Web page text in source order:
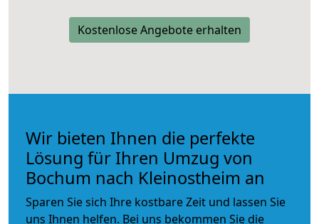
Kostenlose Angebote erhalten
Wir bieten Ihnen die perfekte
Lösung für Ihren Umzug von
Bochum nach Kleinostheim an
Sparen Sie sich Ihre kostbare Zeit und lassen Sie
uns Ihnen helfen. Bei uns bekommen Sie die